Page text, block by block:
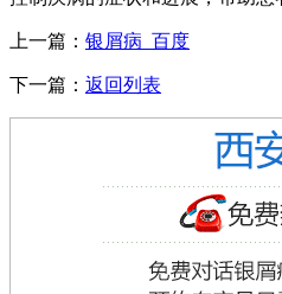
上一篇： 银屑病_百度
下一篇： 返回列表